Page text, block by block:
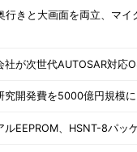
行きと大画面を両立、マ
社が次世代AUTOSAR対応
究開発費を5000億円規模
ルEEPROM、HSNT-8パッ